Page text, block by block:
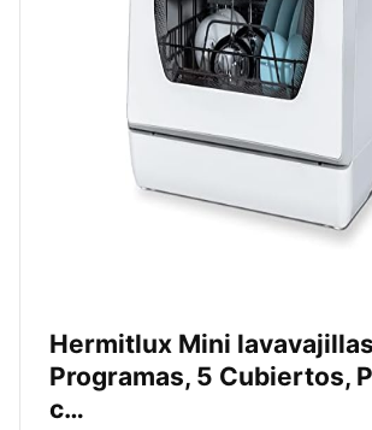
Hermitlux Mini
Programas, 5 Cubiertos,
c…